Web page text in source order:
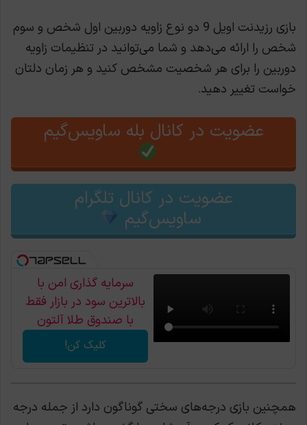
بازی رزیدنت اویل 9 دو نوع زاویه دوربین اول شخص و سوم
شخص را ارائه می‌دهد و شما می‌توانید در تنظیمات زاویه
دوربین را برای هر شخصیت مشخص کنید و هر زمان دلتان
خواست تغییر دهید.
عضویت در کانال بله ساویس‌گیم
عضویت در کانال تلگرام
ساویس‌گیم
سرمایه گذاری امن با
بالاترین سود در بازار فقط
با صندوق طلا آلتون
کلیک کن!
همچنین بازی درجه‌های سختی گوناگون دارد از جمله درجه